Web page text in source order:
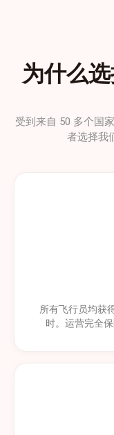
为什么
受到来自 50 多个国
者选择我
所有飞行员均获
时。运营完全